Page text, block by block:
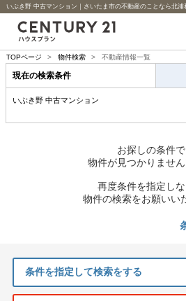
いぶき野 中古マンション｜さいたま市の不動産のことなら北
TOPページ > 物件検索 > 不動産情報一覧
現在の検索条件
いぶき野 中古マンション
お探しの条件
物件が見つかりません
再度条件を指定し
物件の検索をお願いい
条件を指定して検索をする